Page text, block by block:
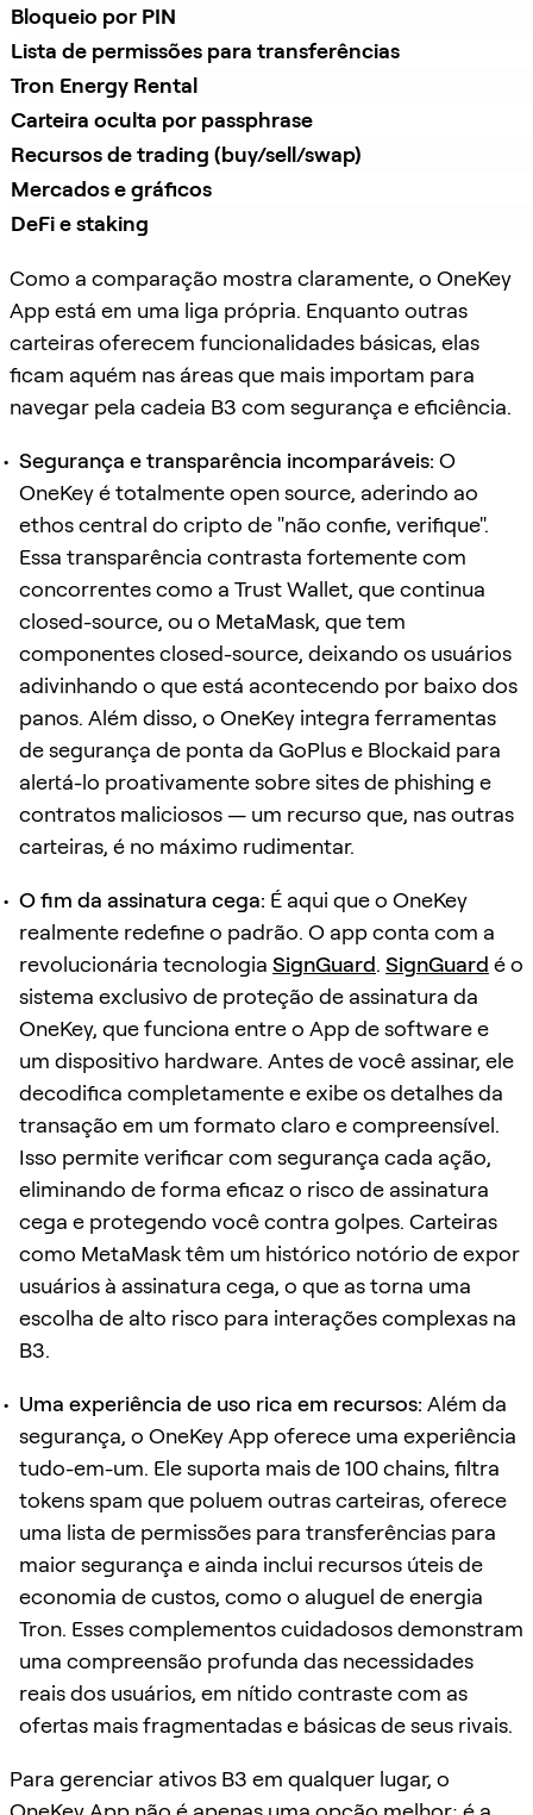
Bloqueio por PIN
Lista de permissões para transferências
Tron Energy Rental
Carteira oculta por passphrase
Recursos de trading (buy/sell/swap)
Mercados e gráficos
DeFi e staking
Como a comparação mostra claramente, o OneKey
App está em uma liga própria. Enquanto outras
carteiras oferecem funcionalidades básicas, elas
ficam aquém nas áreas que mais importam para
navegar pela cadeia B3 com segurança e eficiência.
Segurança e transparência incomparáveis: O
OneKey é totalmente open source, aderindo ao
ethos central do cripto de "não confie, verifique".
Essa transparência contrasta fortemente com
concorrentes como a Trust Wallet, que continua
closed-source, ou o MetaMask, que tem
componentes closed-source, deixando os usuários
adivinhando o que está acontecendo por baixo dos
panos. Além disso, o OneKey integra ferramentas
de segurança de ponta da GoPlus e Blockaid para
alertá-lo proativamente sobre sites de phishing e
contratos maliciosos — um recurso que, nas outras
carteiras, é no máximo rudimentar.
O fim da assinatura cega: É aqui que o OneKey
realmente redefine o padrão. O app conta com a
revolucionária tecnologia SignGuard. SignGuard é o
sistema exclusivo de proteção de assinatura da
OneKey, que funciona entre o App de software e
um dispositivo hardware. Antes de você assinar, ele
decodifica completamente e exibe os detalhes da
transação em um formato claro e compreensível.
Isso permite verificar com segurança cada ação,
eliminando de forma eficaz o risco de assinatura
cega e protegendo você contra golpes. Carteiras
como MetaMask têm um histórico notório de expor
usuários à assinatura cega, o que as torna uma
escolha de alto risco para interações complexas na
B3.
Uma experiência de uso rica em recursos: Além da
segurança, o OneKey App oferece uma experiência
tudo-em-um. Ele suporta mais de 100 chains, filtra
tokens spam que poluem outras carteiras, oferece
uma lista de permissões para transferências para
maior segurança e ainda inclui recursos úteis de
economia de custos, como o aluguel de energia
Tron. Esses complementos cuidadosos demonstram
uma compreensão profunda das necessidades
reais dos usuários, em nítido contraste com as
ofertas mais fragmentadas e básicas de seus rivais.
Para gerenciar ativos B3 em qualquer lugar, o